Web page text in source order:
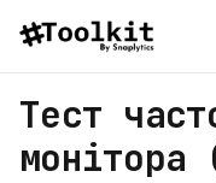
Тест
монітора